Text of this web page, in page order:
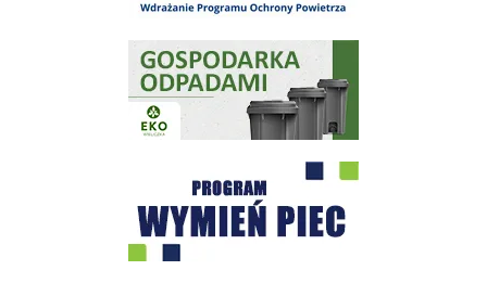
Gospodarka odpadami na terenie Miasta i Gminy Wieliczka
Program "Czyste Powietrze" - Wieliczka